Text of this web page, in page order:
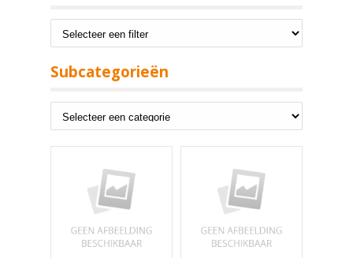
Subcategorieën